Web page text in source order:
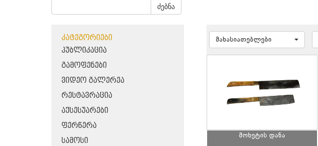
ძებნა
ᲙᲐᲢᲔᲒᲝᲠᲘᲔᲑᲘ
ᲞᲣᲑᲚᲘᲙᲐᲪᲘᲐ
ᲒᲐᲛᲝᲤᲔᲜᲔᲑᲘ
ᲕᲘᲓᲔᲝ ᲒᲐᲚᲔᲠᲔᲐ
ᲠᲔᲡᲢᲐᲕᲠᲐᲪᲘᲐ
ᲐᲥᲡᲔᲡᲣᲐᲠᲔᲑᲘ
ᲤᲔᲠᲬᲔᲠᲐ
ᲡᲐᲛᲝᲡᲘ
მახასიათებლები
შოხეტის დანა